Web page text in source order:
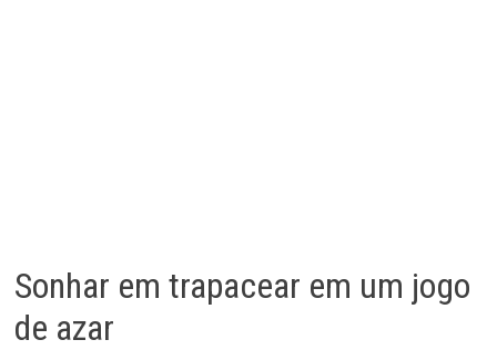
Sonhar em trapacear em um jogo
de azar